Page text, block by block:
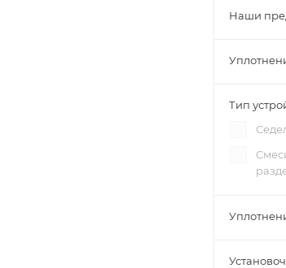
Наши
Тип